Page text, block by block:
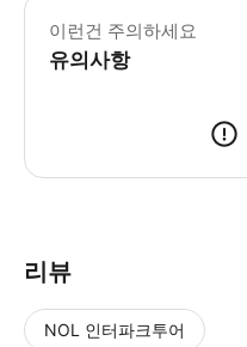
이런건 주의하세요
유의사항
리뷰
NOL 인터파크투어